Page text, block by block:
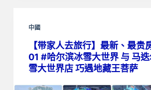
中國
【带家人去旅行】最新、最贵
01 #哈尔滨冰雪大世界 与 马
雪大世界店 巧遇地藏王菩萨